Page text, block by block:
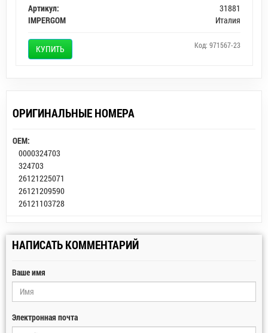
Артикул:
31881
IMPERGOM
Италия
КУПИТЬ Код: 971567-23
ОРИГИНАЛЬНЫЕ НОМЕРА
OEM:
0000324703
324703
26121225071
26121209590
26121103728
НАПИСАТЬ КОММЕНТАРИЙ
Ваше имя
Электронная почта